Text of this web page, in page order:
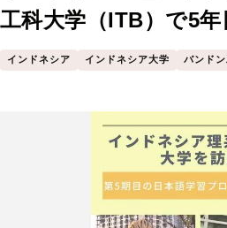
工科大学（ITB）で5
習プログラムを開始
インドネシア インドネシア大学 バンド